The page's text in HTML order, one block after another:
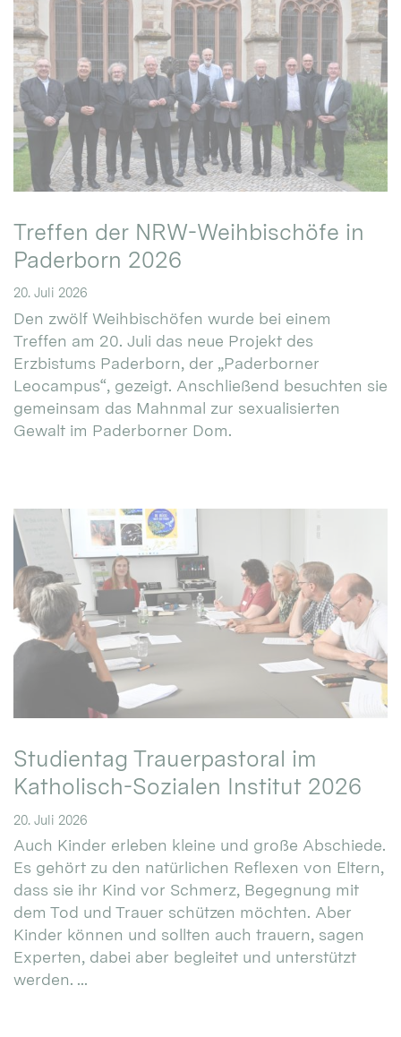
Treffen der NRW-Weihbischöfe in
Paderborn 2026
20. Juli 2026
Den zwölf Weihbischöfen wurde bei einem
Treffen am 20. Juli das neue Projekt des
Erzbistums Paderborn, der „Paderborner
Leocampus“, gezeigt. Anschließend besuchten sie
gemeinsam das Mahnmal zur sexualisierten
Gewalt im Paderborner Dom.
Studientag Trauerpastoral im
Katholisch-Sozialen Institut 2026
20. Juli 2026
Auch Kinder erleben kleine und große Abschiede.
Es gehört zu den natürlichen Reflexen von Eltern,
dass sie ihr Kind vor Schmerz, Begegnung mit
dem Tod und Trauer schützen möchten. Aber
Kinder können und sollten auch trauern, sagen
Experten, dabei aber begleitet und unterstützt
werden. ...